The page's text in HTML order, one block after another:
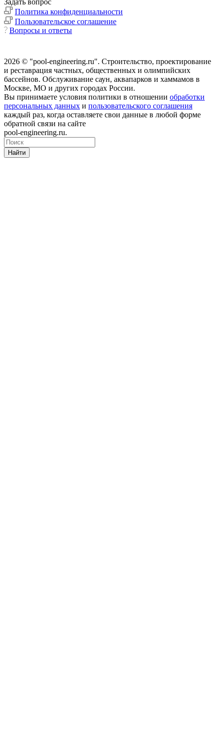
Задать вопрос
Политика конфиденциальности
Пользовательское соглашение
Вопросы и ответы
2026 © "pool-engineering.ru". Cтроительство, проектирование
и реставрация частных, общественных и олимпийских
бассейнов. Обслуживание саун, аквапарков и хаммамов в
Москве, МО и других городах России.
Вы принимаете условия политики в отношении обработки
персональных данных и пользовательского соглашения
каждый раз, когда оставляете свои данные в любой форме
обратной связи на сайте
pool-engineering.ru.
Найти